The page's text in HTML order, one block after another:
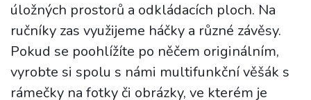
úložných prostorů a odkládacích ploch. Na
ručníky zas využijeme háčky a různé závěsy.
Pokud se poohlížíte po něčem originálním,
vyrobte si spolu s námi multifunkční věšák s
rámečky na fotky či obrázky, ve kterém je